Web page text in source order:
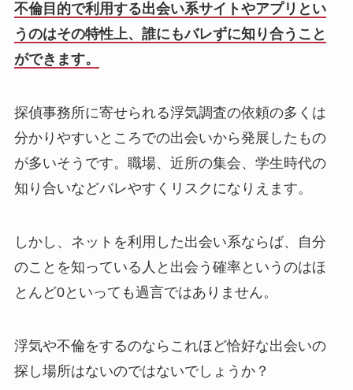
不倫目的で利用する出会い系サイトやアプリとい
うのはその特性上、誰にもバレずに知り合うこと
ができます。
探偵事務所に寄せられる浮気調査の依頼の多くは
分かりやすいところでの出会いから発展したもの
が多いそうです。職場、近所の集会、学生時代の
知り合いなどバレやすくリスクになりえます。
しかし、ネットを利用した出会い系ならば、自分
のことを知っている人と出会う確率というのはほ
とんど0といっても過言ではありません。
浮気や不倫をするのならこれほど恰好な出会いの
探し場所はないのではないでしょうか？